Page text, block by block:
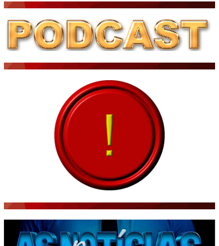
DIÁRIO DO NORDESTE - ÚLTIMA HORA
PODCAST - PONTO DE VISTA
BRASIL DE FATO - ÚLTIMAS NOTÍCIAS
NOTÍCIAS DESTAQUE DO DIA
BRASIL NOTÍCIAS
ÚLTIMAS NOTÍCIAS
NOTÍCIAS TAMBÉM NA TELA
BRASIL MUNDO AO VIVO
O MUNDO É NOTÍCIA